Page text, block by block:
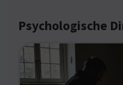
Psychologische